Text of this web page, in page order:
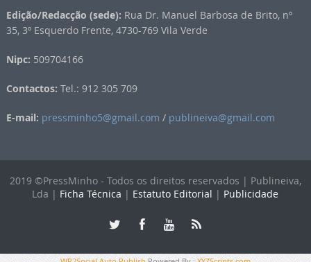
Edição/Redacção (sede): Rua Dr. Manuel Barbosa de Brito, nº
35, 3º Esquerdo Frente, 4730-769 Vila Verde
Nipc: 509704166
Contactos: Tel.: 912 305 709
E-mail: pressminho5@gmail.com / publineiva@gmail.com
2019 ©PressMinho - Todos os direitos reservados | Publineiva,
Lda | Ficha Técnica | Estatuto Editorial | Publicidade